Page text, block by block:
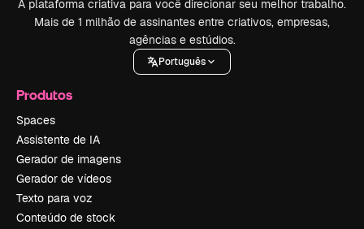
A plataforma criativa para você direcionar seu melhor trabalho.
Mais de 1 milhão de assinantes entre criativos, empresas,
agências e estúdios.
Português
Produtos
Spaces
Assistente de IA
Gerador de imagens
Gerador de vídeos
Texto para voz
Conteúdo de stock